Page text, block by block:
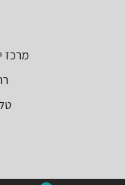
מרכז
טל.054-